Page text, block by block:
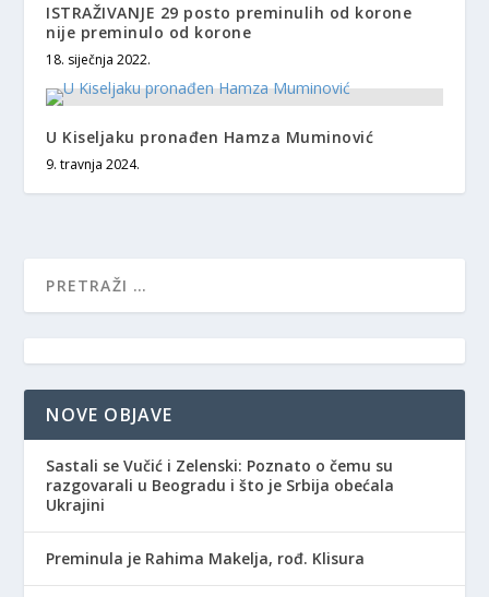
ISTRAŽIVANJE 29 posto preminulih od korone
nije preminulo od korone
18. siječnja 2022.
U Kiseljaku pronađen Hamza Muminović
9. travnja 2024.
NOVE OBJAVE
Sastali se Vučić i Zelenski: Poznato o čemu su
razgovarali u Beogradu i što je Srbija obećala
Ukrajini
Preminula je Rahima Makelja, rođ. Klisura